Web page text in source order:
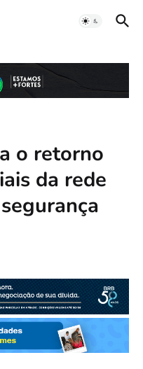
o retorno
da rede